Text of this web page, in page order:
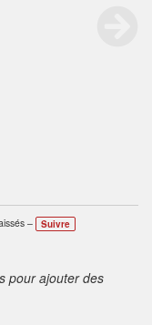
– Suivre
pour ajouter des